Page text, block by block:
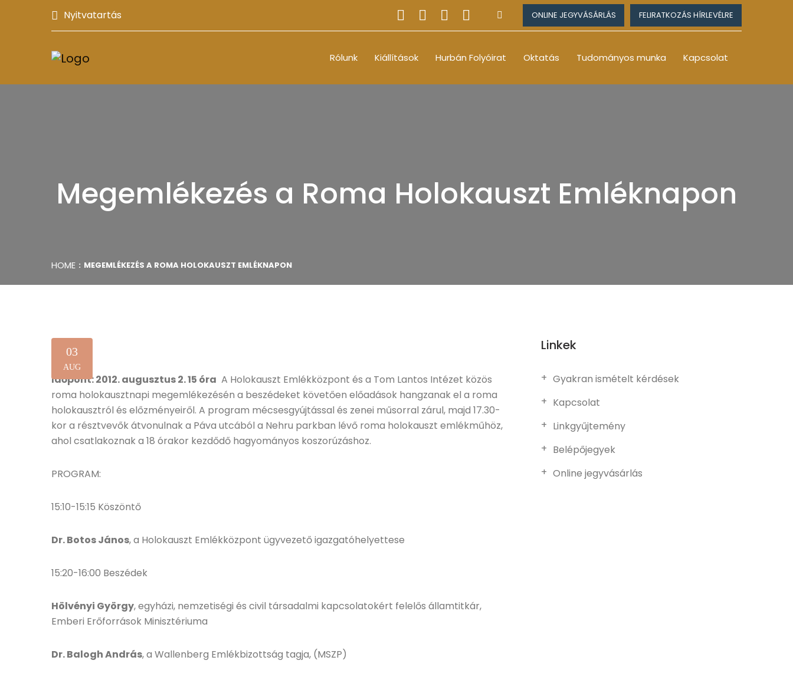
Nyitvatartás ONLINE JEGYVÁSÁRLÁS FELIRATKOZÁS HÍRLEVÉLRE
Rólunk Kiállítások Hurbán Folyóirat Oktatás Tudományos munka Kapcsolat
Megemlékezés a Roma Holokauszt Emléknapon
HOME MEGEMLÉKEZÉS A ROMA HOLOKAUSZT EMLÉKNAPON
03
AUG
Időpont: 2012. augusztus 2. 15 óra A Holokauszt Emlékközpont és a Tom Lantos Intézet közös
roma holokausztnapi megemlékezésén a beszédeket követően előadások hangzanak el a roma
holokausztról és előzményeiről. A program mécsesgyújtással és zenei műsorral zárul, majd 17.30-
kor a résztvevők átvonulnak a Páva utcából a Nehru parkban lévő roma holokauszt emlékműhöz,
ahol csatlakoznak a 18 órakor kezdődő hagyományos koszorúzáshoz.
PROGRAM:
15:10-15:15 Köszöntő
Dr. Botos János, a Holokauszt Emlékközpont ügyvezető igazgatóhelyettese
15:20-16:00 Beszédek
Hölvényi György, egyházi, nemzetiségi és civil társadalmi kapcsolatokért felelős államtitkár,
Emberi Erőforrások Minisztériuma
Dr. Balogh András, a Wallenberg Emlékbizottság tagja, (MSZP)
Linkek
Gyakran ismételt kérdések
Kapcsolat
Linkgyűjtemény
Belépőjegyek
Online jegyvásárlás